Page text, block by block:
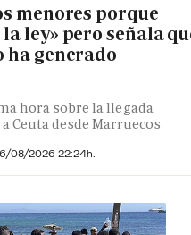
menores porque
ley» pero señala
ha generado
hora sobre la llegada
Ceuta desde Marruecos
08/2026 22:24h.